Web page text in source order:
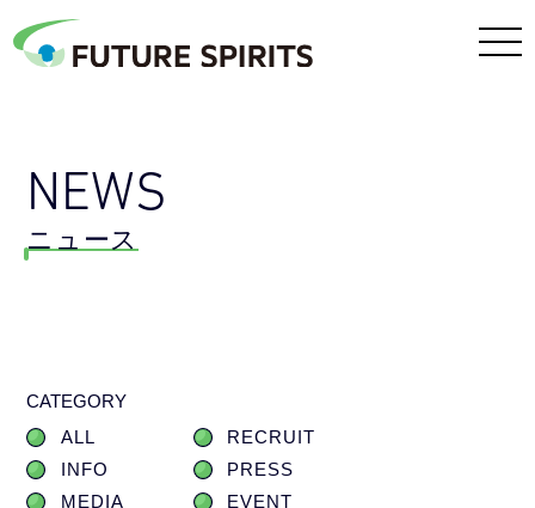
NEWS
ニュース
CATEGORY
ALL
RECRUIT
INFO
PRESS
MEDIA
EVENT